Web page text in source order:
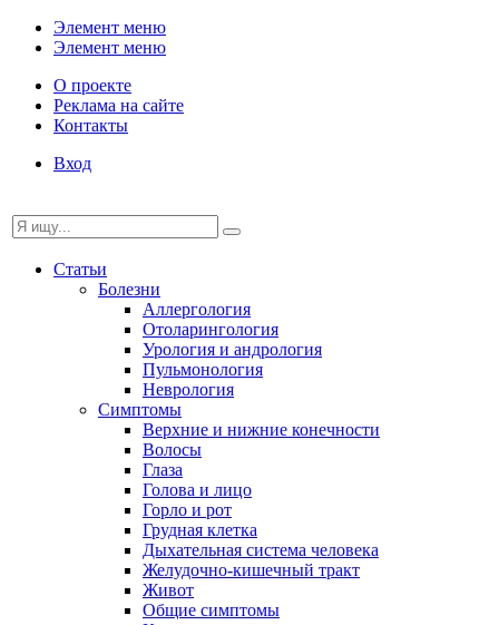
Элемент меню
Элемент меню
О проекте
Реклама на сайте
Контакты
Вход
Статьи
Болезни
Аллергология
Отоларингология
Урология и андрология
Пульмонология
Неврология
Симптомы
Верхние и нижние конечности
Волосы
Глаза
Голова и лицо
Горло и рот
Грудная клетка
Дыхательная система человека
Желудочно-кишечный тракт
Живот
Общие симптомы